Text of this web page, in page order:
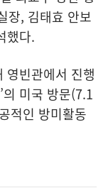
장, 김태효 안보
했다.
영빈관에서 진행
의 미국 방문(7.1
적인 방미활동